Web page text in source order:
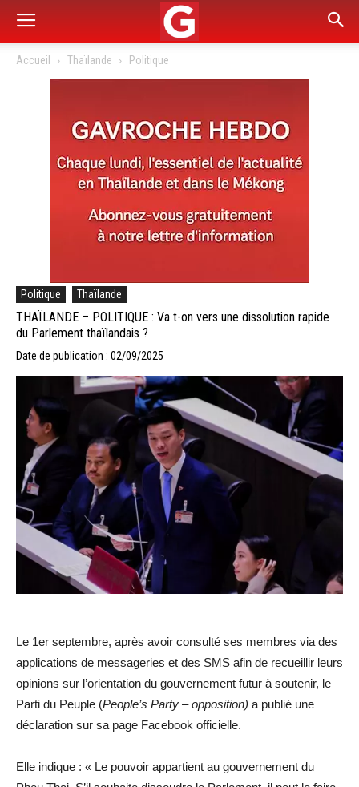
Accueil Thaïlande Politique
Politique Thaïlande
THAÏLANDE – POLITIQUE : Va t-on vers une dissolution rapide
du Parlement thaïlandais ?
Date de publication : 02/09/2025
Le 1er septembre, après avoir consulté ses membres via des
applications de messageries et des SMS afin de recueillir leurs
opinions sur l’orientation du gouvernement futur à soutenir, le
Parti du Peuple (People’s Party – opposition) a publié une
déclaration sur sa page Facebook officielle.
Elle indique : « Le pouvoir appartient au gouvernement du